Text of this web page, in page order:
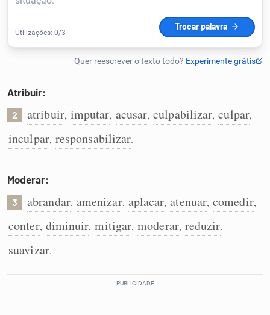
Humanizador de IA
Cata-letras
Conexões
Caça-palavras
Dicionário
Sinônimos
Atribuir:
2 atribuir, imputar, acusar, culpabilizar, culpar,
inculpar, responsabilizar.
Moderar:
3 abrandar, amenizar, aplacar, atenuar, comedir,
conter, diminuir, mitigar, moderar, reduzir,
suavizar.